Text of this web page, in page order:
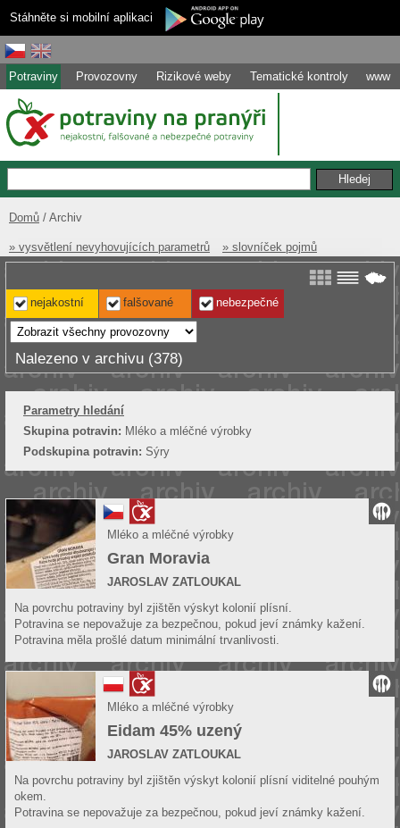
Stáhněte si mobilní aplikaci
Potraviny Provozovny Rizikové weby Tematické kontroly www
Domů Archiv
» vysvětlení nevyhovujících parametrů » slovníček pojmů
nejakostní falšované nebezpečné
Nalezeno v archivu (378)
Parametry hledání
Skupina potravin: Mléko a mléčné výrobky
Podskupina potravin: Sýry
Mléko a mléčné výrobky
Gran Moravia
JAROSLAV ZATLOUKAL
Na povrchu potraviny byl zjištěn výskyt kolonií plísní.
Potravina se nepovažuje za bezpečnou, pokud jeví známky kažení.
Potravina měla prošlé datum minimální trvanlivosti.
Mléko a mléčné výrobky
Eidam 45% uzený
JAROSLAV ZATLOUKAL
Na povrchu potraviny byl zjištěn výskyt kolonií plísní viditelné pouhým
okem.
Potravina se nepovažuje za bezpečnou, pokud jeví známky kažení.